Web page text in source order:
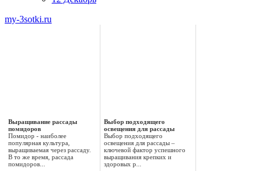
my-3sotki.ru
Выращивание рассады
помидоров
Помидор - наиболее
популярная культура,
выращиваемая через рассаду.
В то же время, рассада
помидоров...
Выбор подходящего
освещения для рассады
Выбор подходящего
освещения для рассады –
ключевой фактор успешного
выращивания крепких и
здоровых р...